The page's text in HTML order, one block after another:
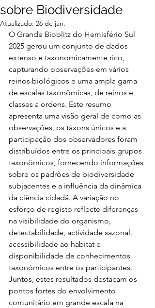
sobre Biodiversidade
Atualizado: 26 de jan.
O Grande Bioblitz do Hemisfério Sul
2025 gerou um conjunto de dados
extenso e taxonomicamente rico,
capturando observações em vários
reinos biológicos e uma ampla gama
de escalas taxonômicas, de reinos e
classes a ordens. Este resumo
apresenta uma visão geral de como as
observações, os táxons únicos e a
participação dos observadores foram
distribuídos entre os principais grupos
taxonômicos, fornecendo informações
sobre os padrões de biodiversidade
subjacentes e a influência da dinâmica
da ciência cidadã. A variação no
esforço de registo reflecte diferenças
na visibilidade do organismo,
detectabilidade, actividade sazonal,
acessibilidade ao habitat e
disponibilidade de conhecimentos
taxonómicos entre os participantes.
Juntos, estes resultados destacam os
pontos fortes do envolvimento
comunitário em grande escala na